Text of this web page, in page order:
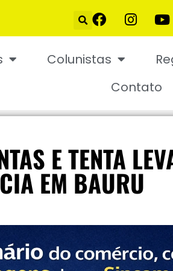
Colunistas
Contato
E TENTA
EM BAURU